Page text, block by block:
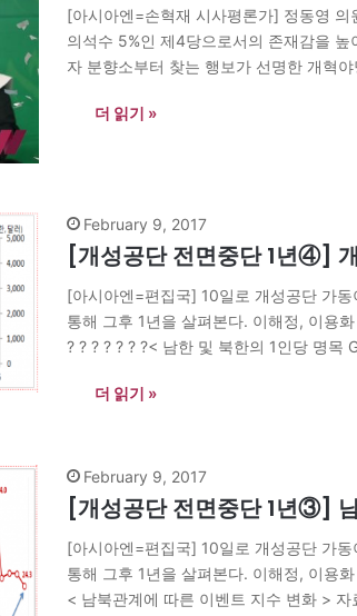
[아시아엔=손혁재 시사평론가] 정동영
의석수 5%인 제4당으로서의 존재감을
자 분향소부터 찾는 행보가 선명한 개혁
더 읽기 »
February 9, 2017
[개성공단 전면중단 1년④]
[아시아엔=편집국] 10일로 개성공단 가
통해 그후 1년을 살펴본다. 이해정, 이용
? ? ? ? ? ? ?< 남한 및 북한의 1인당 명목
더 읽기 »
February 9, 2017
[개성공단 전면중단 1년③]
[아시아엔=편집국] 10일로 개성공단 가
통해 그후 1년을 살펴본다. 이해정, 이용
< 남북관계에 따른 이벤트 지수 변화 >